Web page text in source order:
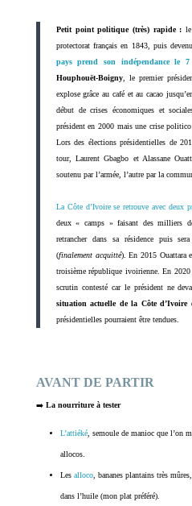
Petit point politique (très) rapide :
protectorat français en 1843, puis
pays prend son indépendance le
Houphouët-Boigny, le premier
explose grâce au café et au cacao
début de crises économiques et
président en 2000 mais une crise
Lors des élections présidentielles de
tour, Laurent Gbagbo et Alassane
soutenu par l’armée, l’autre par la
La Côte d’Ivoire se retrouve avec deux
deux « camps » faisant des milliers
retrancher dans sa résidence puis
(finalement acquitté). En 2015 Ouattara
troisième république ivoirienne. En
scrutin contesté car le président ne
situation actuelle de la Côte d’Ivoire
présidentielles pourraient être tendues.
AVANT DE PARTIR
➡️ La nourriture à tester
L’attiéké, semoule de manioc que l’on
allocos.
Les alloco, bananes plantains très
dans l’huile (mon plat préféré).